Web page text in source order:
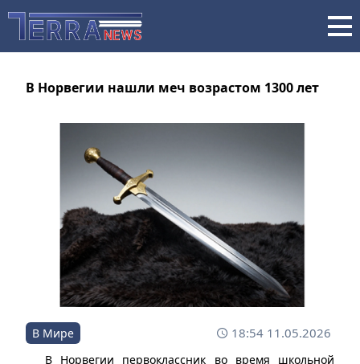
В Норвегии нашли меч возрастом 1300 лет
В Мире 18:54 11.05.2026
В Норвегии первоклассник во время школьной